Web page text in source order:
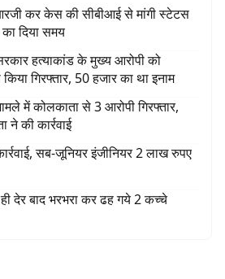
कर केस की सीबीआई से मांगी स्टेटस
दिया समय
हत्याकांड के मुख्य आरोपी को
गिरफ्तार, 50 हजार का था इनाम
में कोलकाता से 3 आरोपी गिरफ्तार,
की कार्रवाई
सब-जूनियर इंजीनियर 2 लाख रुपए
देर बाद भरभरा कर ढह गये 2 कच्चे